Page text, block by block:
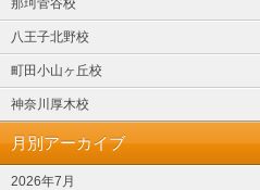
那珂菅谷校
八王子北野校
町田小山ヶ丘校
神奈川厚木校
月別アーカイブ
2026年7月